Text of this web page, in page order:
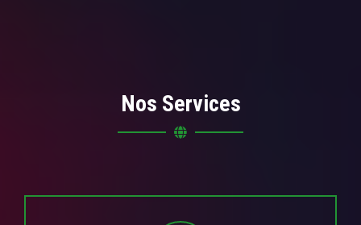
Nos Services